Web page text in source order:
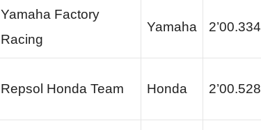
Yamaha Factory
Racing
Yamaha 2’00.334
Repsol Honda Team Honda 2’00.528